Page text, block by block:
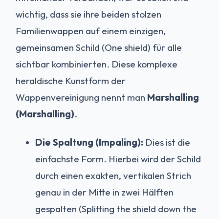
wichtig, dass sie ihre beiden stolzen
Familienwappen auf einem einzigen,
gemeinsamen Schild (One shield) für alle
sichtbar kombinierten. Diese komplexe
heraldische Kunstform der
Wappenvereinigung nennt man Marshalling
(Marshalling).
Die Spaltung (Impaling): Dies ist die
einfachste Form. Hierbei wird der Schild
durch einen exakten, vertikalen Strich
genau in der Mitte in zwei Hälften
gespalten (Splitting the shield down the